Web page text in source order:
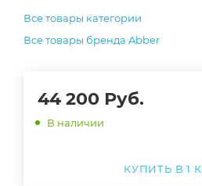
Все товары категории
Все товары бренда Abber
44 200 Руб.
В наличии
КУПИТЬ В 1